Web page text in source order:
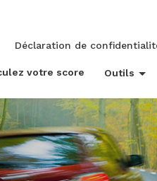
votre score Outils
Déclaration de